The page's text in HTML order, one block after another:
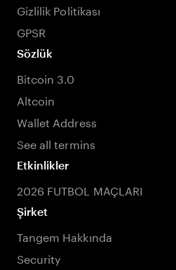
Gizlilik Politikası
GPSR
Sözlük
Bitcoin 3.0
Altcoin
Wallet Address
See all termins
Etkinlikler
2026 FUTBOL MAÇLARI
Şirket
Tangem Hakkında
Security